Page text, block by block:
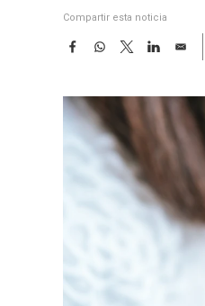
Compartir esta noticia
F
e
b
W
t
A
T
w
t
e
r
L
k
E
i
l